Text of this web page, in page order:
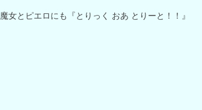
魔女とピエロにも『とりっく おあ とりーと！！』